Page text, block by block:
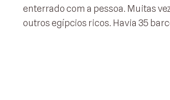
enterrado com a pessoa. Muitas
outros egípcios ricos. Havia 35